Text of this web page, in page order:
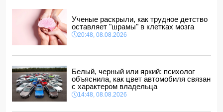
Прогноз погоды в Азербайджане на 9 августа
14:00, 08.08.2026
Никол Пашинян позвонил Ильхаму Алиеву
12:48, 08.08.2026
"венесуэльского сценария"
12:40, 08.08.2026
В Сахалинской области произошло землетрясение
магнитудой 5.3
Ученые раскрыли, как трудное детство
оставляет "шрамы" в клетках мозга
20:48, 08.08.2026
Белый, черный или яркий: психолог
объяснила, как цвет автомобиля связан
с характером владельца
14:48, 08.08.2026